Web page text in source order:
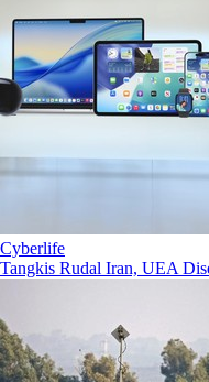
Cyberlife
Tangkis Rudal Iran, UEA